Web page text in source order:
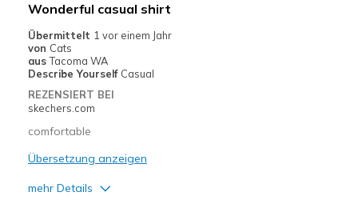
Going to gym, working out, walking
Sizing
View On Shoes
I'm Into Shoes
Wonderful casual shirt
Übermittelt 1 vor einem Jahr
von Cats
aus Tacoma WA
Describe Yourself Casual
REZENSIERT BEI
skechers.com
comfortable
Übersetzung anzeigen
mehr Details